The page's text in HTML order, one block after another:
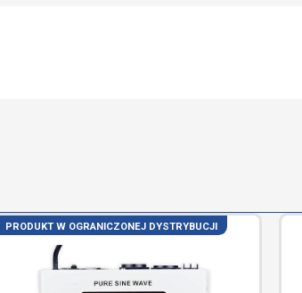
PRODUKT W OGRANICZONEJ DYSTRYBUCJI